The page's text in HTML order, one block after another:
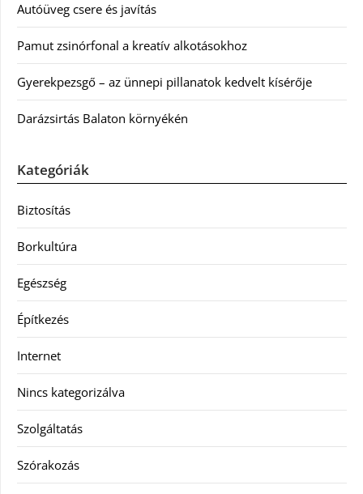
Autóüveg csere és javítás
Pamut zsinórfonal a kreatív alkotásokhoz
Gyerekpezsgő – az ünnepi pillanatok kedvelt kísérője
Darázsirtás Balaton környékén
Kategóriák
Biztosítás
Borkultúra
Egészség
Építkezés
Internet
Nincs kategorizálva
Szolgáltatás
Szórakozás